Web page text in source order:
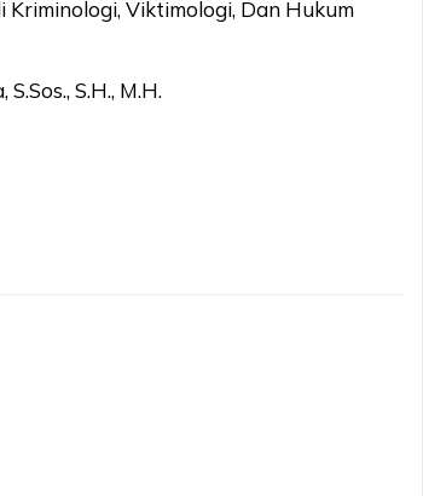
Kriminologi, Viktimologi, Dan Hukum
S.H., M.H.